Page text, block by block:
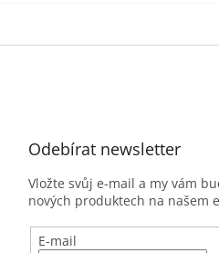
Odebírat newsletter
Vložte svůj e-mail a my vám
nových produktech na našem
E-mail